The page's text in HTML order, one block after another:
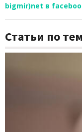
bigmir)net в
Статьи по